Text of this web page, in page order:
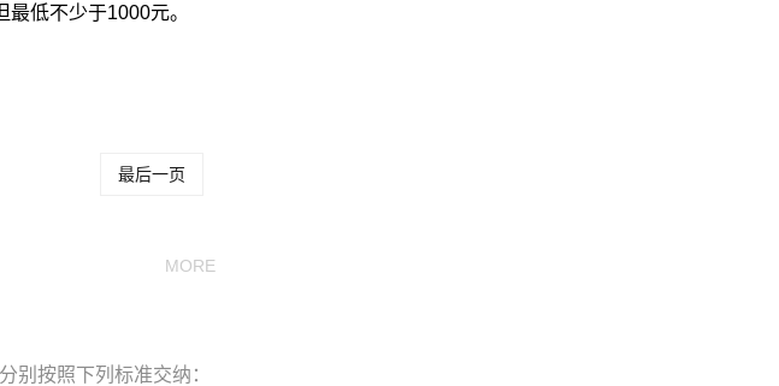
低不少于1000元。
最后一页
MORE
别按照下列标准交纳：